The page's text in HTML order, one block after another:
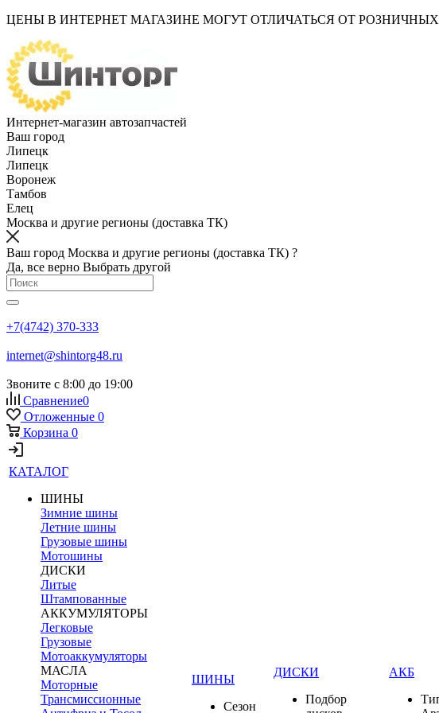
ЦЕНЫ В ИНТЕРНЕТ МАГАЗИНЕ МОГУТ ОТЛИЧАТЬСЯ ОТ
Интернет-магазин автозапчастей
Ваш город
Липецк
Липецк
Воронеж
Тамбов
Елец
Москва и другие регионы (доставка ТК)
Ваш город Москва и другие регионы (доставка ТК) ?
Да, все верно Выбрать другой
+7(4742) 370-333
internet@shintorg48.ru
Звоните с 8:00 до 19:00
Сравнение0
Отложенные 0
Корзина 0
КАТАЛОГ
ШИНЫ
Зимние шины
Летние шины
Грузовые шины
Мотошины
ДИСКИ
Литые
Штампованные
АККУМУЛЯТОРЫ
Легковые
Грузовые
Мотоаккумуляторы
МАСЛА
Моторные
Трансмиссионные
ШИНЫ
Сезон
ДИСКИ
Подбор
АКБ